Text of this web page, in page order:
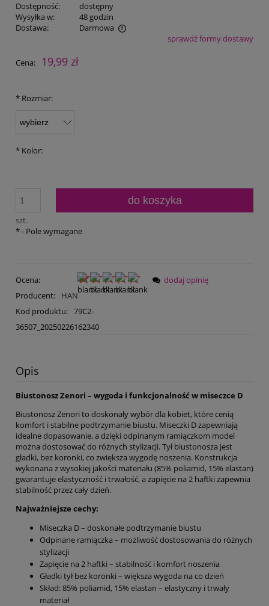
Dostępność:
dostępny
Wysyłka w:
48 godzin
Dostawa:
Darmowa
Cena nie zawiera ewentualnych kosztów płatnościsprawdź formy dostawy
Cena: 19,99 zł
* Rozmiar:
* Kolor:
szt.
do koszyka
*- Pole wymagane
Ocena:
Producent:
HAN
Kod produktu: 79C2-
36507_20250226162340
dodaj opinię
Opis
Biustonosz Zenori – wygoda i funkcjonalność w miseczce D
Biustonosz Zenori to doskonały wybór dla kobiet, które cenią
komfort i stabilne podtrzymanie biustu. Miseczki D zapewniają
idealne dopasowanie, a dzięki odpinanym ramiączkom model
można dostosować do różnych stylizacji. Tył biustonosza jest
gładki, bez koronki, co zwiększa wygodę noszenia. Konstrukcja
wykonana z wysokiej jakości materiału (85% poliamid, 15% elastan)
gwarantuje elastyczność i trwałość, a zapięcie na 2 haftki zapewnia
stabilność przez cały dzień.
Najważniejsze cechy:
Miseczka D – doskonałe podtrzymanie biustu
Odpinane ramiączka – możliwość dostosowania do różnych
stylizacji
Zapięcie na 2 haftki – stabilność i komfort noszenia
Gładki tył bez koronki – większa wygoda na co dzień
Skład: 85% poliamid, 15% elastan – elastyczny i trwały
materiał